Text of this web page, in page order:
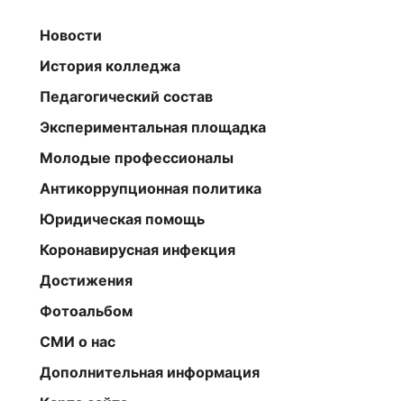
Новости
История колледжа
Педагогический состав
Экспериментальная площадка
Молодые профессионалы
Антикоррупционная политика
Юридическая помощь
Коронавирусная инфекция
Достижения
Фотоальбом
СМИ о нас
Дополнительная информация